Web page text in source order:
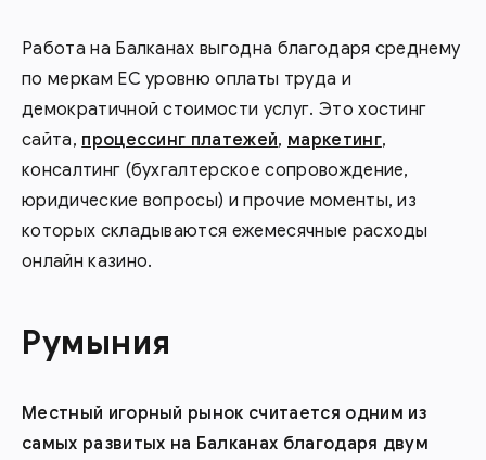
Работа на Балканах выгодна благодаря среднему
по меркам ЕС уровню оплаты труда и
демократичной стоимости услуг. Это хостинг
сайта, процессинг платежей, маркетинг,
консалтинг (бухгалтерское сопровождение,
юридические вопросы) и прочие моменты, из
которых складываются ежемесячные расходы
онлайн казино.
Румыния
Местный игорный рынок считается одним из
самых развитых на Балканах благодаря двум